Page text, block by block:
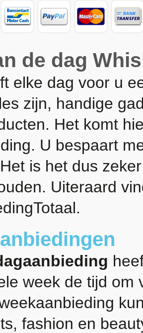
de dag
elke dag voor u
zijn, handige
Het komt
U bespaart
is het dus
Uiteraard
week de tijd
fashion en